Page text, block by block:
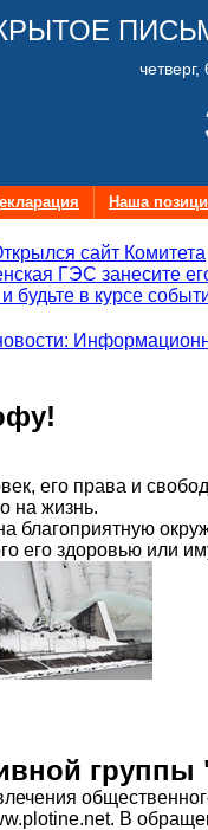
четверг,
Наша
сайт Комитета
ГЭС занесите
будьте в курсе
его права и
на жизнь.
благоприятную
его здоровью или
В